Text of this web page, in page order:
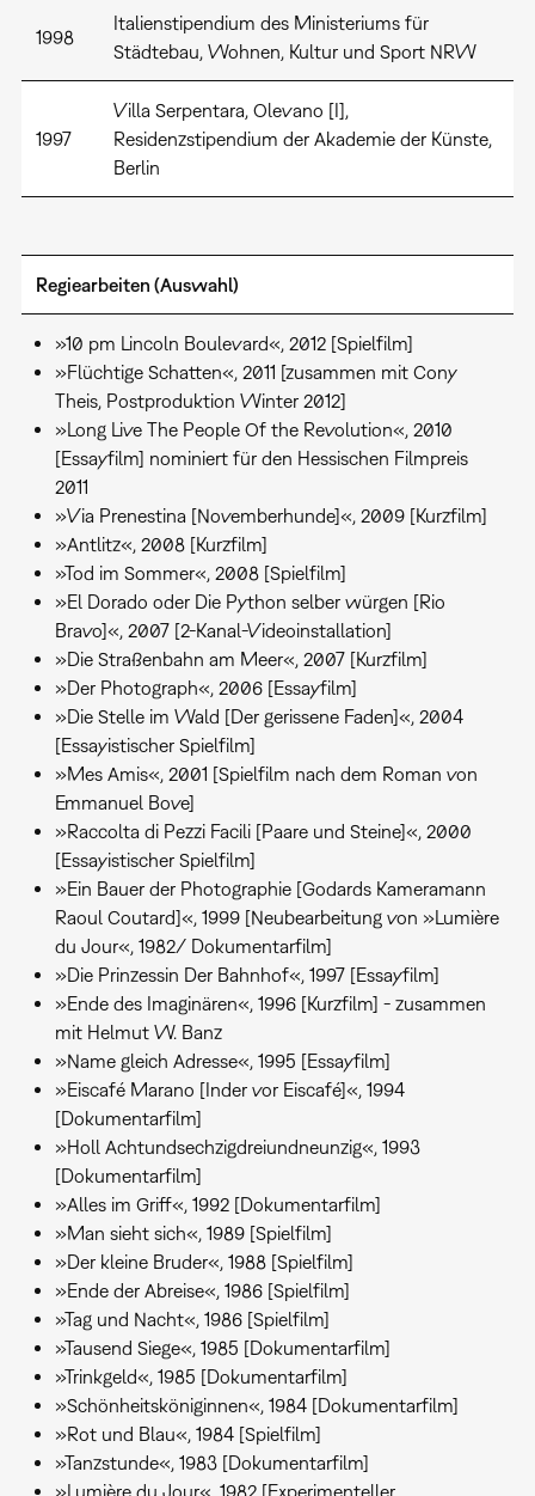
1998
Italienstipendium des Ministeriums für
Städtebau, Wohnen, Kultur und Sport NRW
1997
Villa Serpentara, Olevano [I],
Residenzstipendium der Akademie der Künste,
Berlin
Regiearbeiten (Auswahl)
»10 pm Lincoln Boulevard«, 2012 [Spielfilm]
»Flüchtige Schatten«, 2011 [zusammen mit Cony
Theis, Postproduktion Winter 2012]
»Long Live The People Of the Revolution«, 2010
[Essayfilm] nominiert für den Hessischen Filmpreis
2011
»Via Prenestina [Novemberhunde]«, 2009 [Kurzfilm]
»Antlitz«, 2008 [Kurzfilm]
»Tod im Sommer«, 2008 [Spielfilm]
»El Dorado oder Die Python selber würgen [Rio
Bravo]«, 2007 [2-Kanal-Videoinstallation]
»Die Straßenbahn am Meer«, 2007 [Kurzfilm]
»Der Photograph«, 2006 [Essayfilm]
»Die Stelle im Wald [Der gerissene Faden]«, 2004
[Essayistischer Spielfilm]
»Mes Amis«, 2001 [Spielfilm nach dem Roman von
Emmanuel Bove]
»Raccolta di Pezzi Facili [Paare und Steine]«, 2000
[Essayistischer Spielfilm]
»Ein Bauer der Photographie [Godards Kameramann
Raoul Coutard]«, 1999 [Neubearbeitung von »Lumière
du Jour«, 1982/ Dokumentarfilm]
»Die Prinzessin Der Bahnhof«, 1997 [Essayfilm]
»Ende des Imaginären«, 1996 [Kurzfilm] - zusammen
mit Helmut W. Banz
»Name gleich Adresse«, 1995 [Essayfilm]
»Eiscafé Marano [Inder vor Eiscafé]«, 1994
[Dokumentarfilm]
»Holl Achtundsechzigdreiundneunzig«, 1993
[Dokumentarfilm]
»Alles im Griff«, 1992 [Dokumentarfilm]
»Man sieht sich«, 1989 [Spielfilm]
»Der kleine Bruder«, 1988 [Spielfilm]
»Ende der Abreise«, 1986 [Spielfilm]
»Tag und Nacht«, 1986 [Spielfilm]
»Tausend Siege«, 1985 [Dokumentarfilm]
»Trinkgeld«, 1985 [Dokumentarfilm]
»Schönheitsköniginnen«, 1984 [Dokumentarfilm]
»Rot und Blau«, 1984 [Spielfilm]
»Tanzstunde«, 1983 [Dokumentarfilm]
»Lumière du Jour«, 1982 [Experimenteller